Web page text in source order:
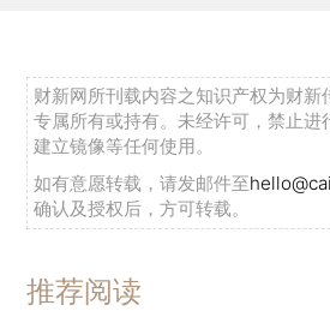
财新网所刊载内容之知识产权为财新
专属所有或持有。未经许可，禁止进
建立镜像等任何使用。
如有意愿转载，请发邮件至
确认及授权后，方可转载。
推荐阅读